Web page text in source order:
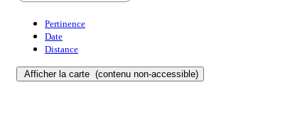
Pertinence
Date
Distance
Afficher la carte (contenu non-accessible)